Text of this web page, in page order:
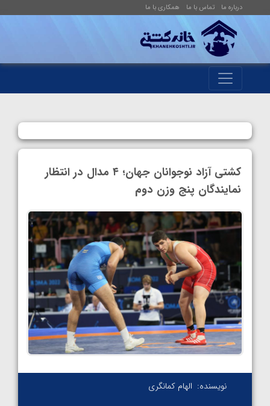
درباره ما تماس با ما همکاری با ما
کشتی آزاد نوجوانان جهان؛ ۴ مدال در انتظار
نمایندگان پنج وزن دوم
نویسنده: الهام کمانگری